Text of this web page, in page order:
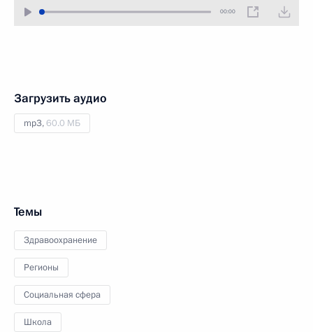
00:00
Загрузить аудио
mp3,60.0 МБ
Темы
Здравоохранение
Регионы
Социальная сфера
Школа